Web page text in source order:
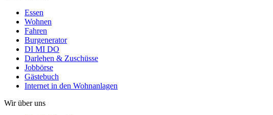
Essen
Wohnen
Fahren
Burgenerator
DI MI DO
Darlehen & Zuschüsse
Jobbörse
Gästebuch
Internet in den Wohnanlagen
Wir über uns